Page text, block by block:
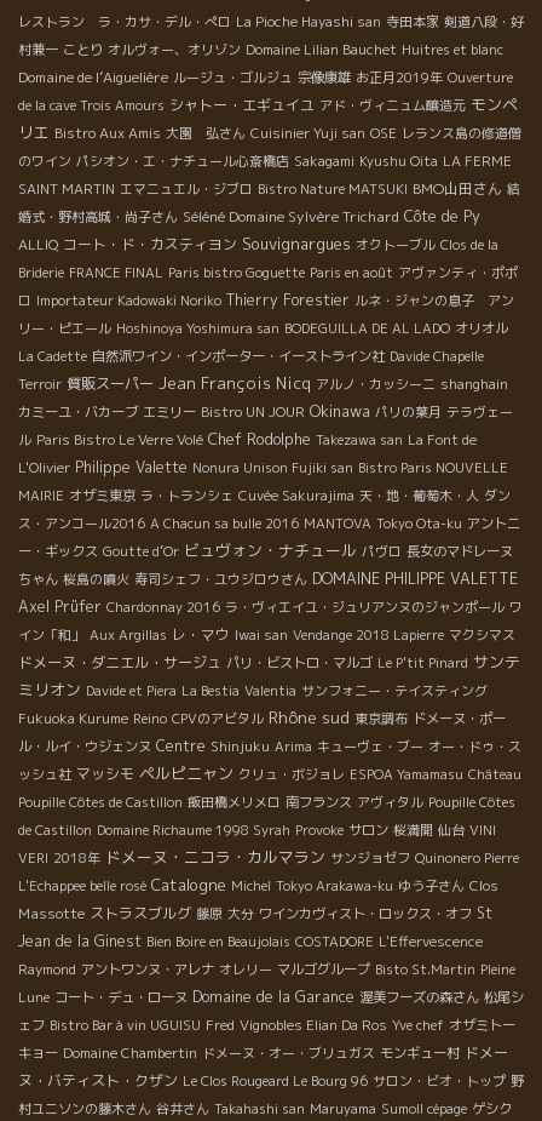
レストラン ラ・カサ・デル・ぺロ La Pioche Hayashi san 寺田本家 剣道八段・好
村兼一 ことり オルヴォー、オリゾン Domaine Lilian Bauchet Huitres et blanc
Domaine de l’Aiguelière ルージュ・ゴルジュ 宗像康雄 お正月2019年 Ouverture
de la cave Trois Amours シャトー・エギュイユ アド・ヴィニュム醸造元 モンペ
リエ Bistro Aux Amis 大園 弘さん Cuisinier Yuji san OSE レランス島の修道僧
のワイン パシオン・エ・ナチュール心斎橋店 Sakagami Kyushu Oita LA FERME
SAINT MARTIN エマニュエル・ジブロ Bistro Nature MATSUKI BMO山田さん 結
婚式・野村高城・尚子さん Séléné Domaine Sylvère Trichard Côte de Py
ALLIQ コート・ド・カスティヨン Souvignargues オクトーブル Clos de la
Briderie FRANCE FINAL Paris bistro Goguette Paris en août アヴァンティ・ポポ
ロ Importateur Kadowaki Noriko Thierry Forestier ルネ・ジャンの息子 アン
リー・ピエール Hoshinoya Yoshimura san BODEGUILLA DE AL LADO オリオル
La Cadette 自然派ワイン・インポーター・イーストライン社 Davide Chapelle
Terroir 質販スーパー Jean François Nicq アルノ・カッシーニ shanghain
カミーユ・バカーブ エミリー Bistro UN JOUR Okinawa パリの葉月 テラヴェー
ル Paris Bistro Le Verre Volé Chef Rodolphe Takezawa san La Font de
L'Olivier Philippe Valette Nonura Unison Fujiki san Bistro Paris NOUVELLE
MAIRIE オザミ東京 ラ・トランシェ Cuvée Sakurajima 天・地・葡萄木・人 ダン
ス・アンコール2016 A Chacun sa bulle 2016 MANTOVA Tokyo Ota-ku アントニ
ー・ギックス Goutte d’Or ビュヴォン・ナチュール パヴロ 長女のマドレーヌ
ちゃん 桜島の噴火 寿司シェフ・ユウジロウさん DOMAINE PHILIPPE VALETTE
Axel Prüfer Chardonnay 2016 ラ・ヴィエイユ・ジュリアンヌのジャンポール ワ
イン「和」
Aux Argillas レ・マウ Iwai san Vendange 2018 Lapierre マクシマス
ドメーヌ・ダニエル・サージュ パリ・ビストロ・マルゴ Le P'tit Pinard サンテ
ミリオン Davide et Piera La Bestia Valentia サンフォニー・テイスティング
Fukuoka Kurume Reino CPVのアビタル Rhône sud 東京調布 ドメーヌ・ポー
ル・ルイ・ウジェンヌ Centre Shinjuku Arima キューヴェ・ブー オー・ドゥ・ス
ッシュ社 マッシモ ペルピニャン クリュ・ボジョレ ESPOA Yamamasu Château
Poupille Côtes de Castillon 飯田橋メリメロ 南フランス アヴィタル Poupille Côtes
de Castillon Domaine Richaume 1998 Syrah Provoke サロン 桜満開 仙台 VINI
VERI 2018年 ドメーヌ・ニコラ・カルマラン サンジョゼフ Quinonero Pierre
L'Echappee belle rosé Catalogne Michel Tokyo Arakawa-ku ゆう子さん Clos
Massotte ストラスブルグ 藤原 大分 ワインカヴィスト・ロックス・オフ St
Jean de la Ginest Bien Boire en Beaujolais COSTADORE L'Effervescence
Raymond アントワンヌ・アレナ オレリー マルゴグループ Bisto St.Martin Pleine
Lune コート・デュ・ローヌ Domaine de la Garance 渥美フーズの森さん 松尾シ
ェフ Bistro Bar à vin UGUISU Fred Vignobles Elian Da Ros Yve chef オザミトー
キョー Domaine Chambertin ドメーヌ・オー・ブリュガス モンギュー村 ドメー
ヌ・バティスト・クザン Le Clos Rougeard Le Bourg 96 サロン・ビオ・トップ 野
村ユニソンの藤木さん 谷井さん Takahashi san Maruyama Sumoll cépage ゲシク